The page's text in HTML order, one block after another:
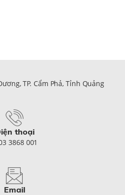
TP. Cẩm Phả, Tỉnh Quảng
thoại
3868 001
Email